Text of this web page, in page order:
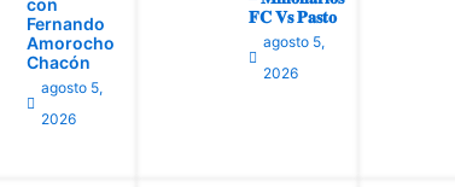
con
Fernando
Amorocho
Chacón
agosto 5,
2026
𝐅𝐂 𝐕𝐬 𝐏𝐚𝐬𝐭𝐨
agosto 5,
2026